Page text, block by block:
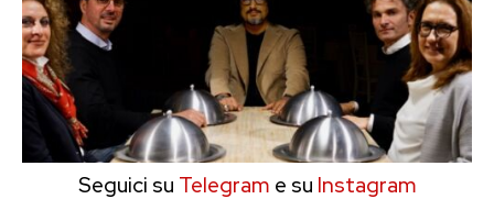
Seguici su Telegram e su Instagram